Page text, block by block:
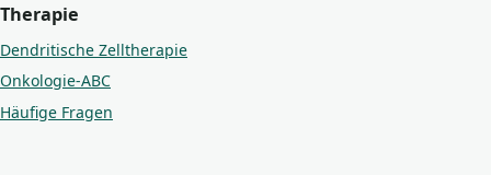
Therapie
Dendritische Zelltherapie
Onkologie-ABC
Häufige Fragen